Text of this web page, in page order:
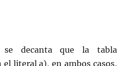
decanta que la tabla
literal a), en ambos casos,